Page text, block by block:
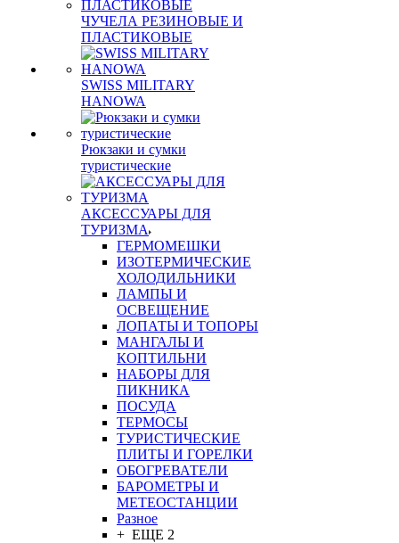
ЧУЧЕЛА РЕЗИНОВЫЕ И
ПЛАСТИКОВЫЕ
SWISS MILITARY
HANOWA
Рюкзаки и сумки
туристические
АКСЕССУАРЫ ДЛЯ
ТУРИЗМА
ГЕРМОМЕШКИ
ИЗОТЕРМИЧЕСКИЕ
ХОЛОДИЛЬНИКИ
ЛАМПЫ И
ОСВЕЩЕНИЕ
ЛОПАТЫ И ТОПОРЫ
МАНГАЛЫ И
КОПТИЛЬНИ
НАБОРЫ ДЛЯ
ПИКНИКА
ПОСУДА
ТЕРМОСЫ
ТУРИСТИЧЕСКИЕ
ПЛИТЫ И ГОРЕЛКИ
ОБОГРЕВАТЕЛИ
БАРОМЕТРЫ И
МЕТЕОСТАНЦИИ
Разное
+ ЕЩЕ 2